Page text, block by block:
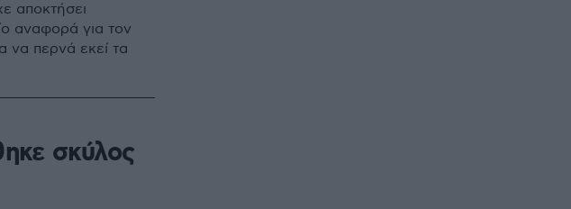
αποκτήσει
αναφορά για τον
να περνά εκεί τα
σκύλος